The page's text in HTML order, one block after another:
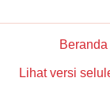
Beranda
Lihat versi